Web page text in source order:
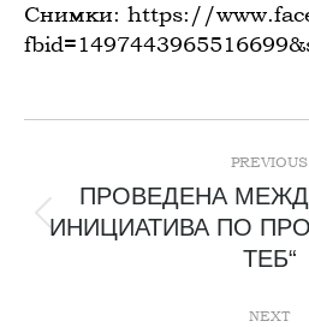
Снимки: https://
navigation
PREVIOUS
post:
ПРОВЕДЕНА
ИНИЦИАТИВА ПО
ТЕБ“
NEXT